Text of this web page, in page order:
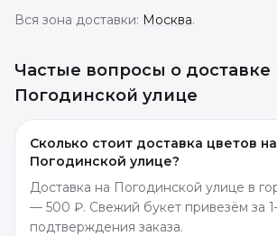
Вся зона доставки: Москва.
Частые вопросы о доставке
Погодинской улице
Сколько стоит доставка цветов на
Погодинской улице?
Доставка на Погодинской улице в
— 500 ₽. Свежий букет привезём за
подтверждения заказа.